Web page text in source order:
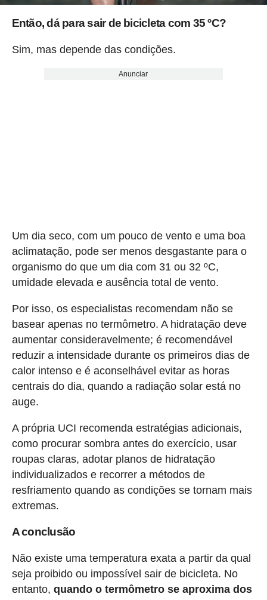
Então, dá para sair de bicicleta com 35 ºC?
Sim, mas depende das condições.
Anunciar
Um dia seco, com um pouco de vento e uma boa
aclimatação, pode ser menos desgastante para o
organismo do que um dia com 31 ou 32 ºC,
umidade elevada e ausência total de vento.
Por isso, os especialistas recomendam não se
basear apenas no termômetro. A hidratação deve
aumentar consideravelmente; é recomendável
reduzir a intensidade durante os primeiros dias de
calor intenso e é aconselhável evitar as horas
centrais do dia, quando a radiação solar está no
auge.
A própria UCI recomenda estratégias adicionais,
como procurar sombra antes do exercício, usar
roupas claras, adotar planos de hidratação
individualizados e recorrer a métodos de
resfriamento quando as condições se tornam mais
extremas.
A conclusão
Não existe uma temperatura exata a partir da qual
seja proibido ou impossível sair de bicicleta. No
entanto, quando o termômetro se aproxima dos